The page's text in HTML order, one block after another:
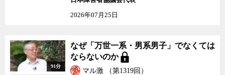
2026年07月25日
91分
なぜ「万世一系・男系男子」でなくては
ならないのか
マル激 （第1319回）